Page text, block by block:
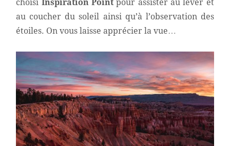
choisi Inspiration Point pour assister au lever et
au coucher du soleil ainsi qu’à l’observation des
étoiles. On vous laisse apprécier la vue…